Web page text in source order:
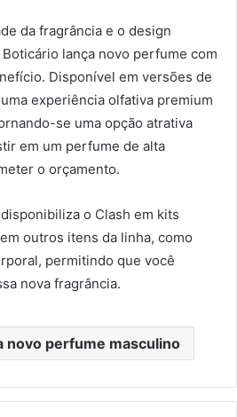
da fragrância e o design
lança novo perfume com
Disponível em versões de
experiência olfativa premium
se uma opção atrativa
em um perfume de alta
o orçamento.
o Clash em kits
outros itens da linha, como
permitindo que você
nova fragrância.
novo perfume masculino